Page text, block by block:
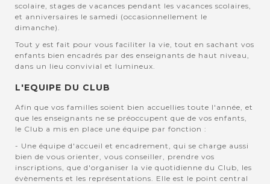
scolaire, stages de vacances pendant les vacances scolaires,
et anniversaires le samedi (occasionnellement le
dimanche).
Tout y est fait pour vous faciliter la vie, tout en sachant vos
enfants bien encadrés par des enseignants de haut niveau,
dans un lieu convivial et lumineux.
L'EQUIPE DU CLUB
Afin que vos familles soient bien accuellies toute l'année, et
que les enseignants ne se préoccupent que de vos enfants,
le Club a mis en place une équipe par fonction :
- Une équipe d'accueil et encadrement, qui se charge aussi
bien de vous orienter, vous conseiller, prendre vos
inscriptions, que d'organiser la vie quotidienne du Club, les
évènements et les représentations. Elle est le point central